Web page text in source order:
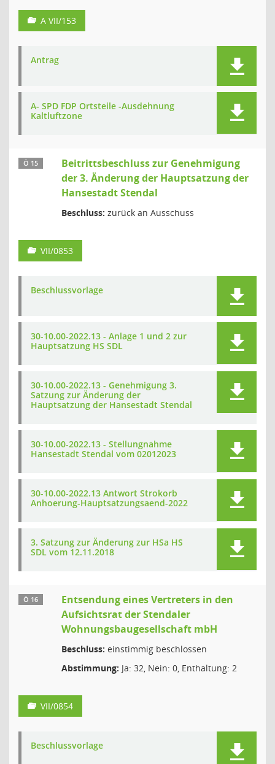
A VII/153
Antrag
A- SPD FDP Ortsteile -Ausdehnung
Kaltluftzone
Ö 15
Beitrittsbeschluss zur Genehmigung
der 3. Änderung der Hauptsatzung der
Hansestadt Stendal
Beschluss: zurück an Ausschuss
VII/0853
Beschlussvorlage
30-10.00-2022.13 - Anlage 1 und 2 zur
Hauptsatzung HS SDL
30-10.00-2022.13 - Genehmigung 3.
Satzung zur Änderung der
Hauptsatzung der Hansestadt Stendal
30-10.00-2022.13 - Stellungnahme
Hansestadt Stendal vom 02012023
30-10.00-2022.13 Antwort Strokorb
Anhoerung-Hauptsatzungsaend-2022
3. Satzung zur Änderung zur HSa HS
SDL vom 12.11.2018
Ö 16
Entsendung eines Vertreters in den
Aufsichtsrat der Stendaler
Wohnungsbaugesellschaft mbH
Beschluss: einstimmig beschlossen
Abstimmung: Ja: 32, Nein: 0, Enthaltung: 2
VII/0854
Beschlussvorlage